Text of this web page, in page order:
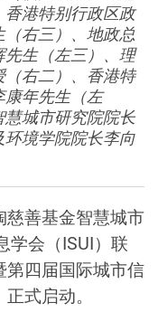
港特别行政区政
右三）、地政总
生（左三）、理
右二）、香港特
康年先生（左
慧城市研究院院长
环境学院院长李向
慈善基金智慧城市
学会（ISUI）联
第四届国际城市信
式启动。